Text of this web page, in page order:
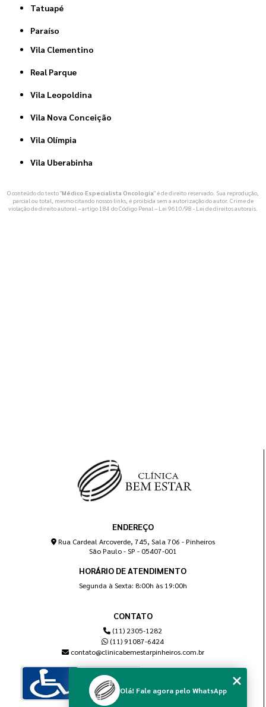
Tatuapé
Paraíso
Vila Clementino
Real Parque
Vila Leopoldina
Vila Nova Conceição
Vila Olímpia
Vila Uberabinha
O conteúdo do texto "Médico Especialista Oncologia" é de direito reservado. Sua reprodução,
parcial ou total, mesmo citando nossos links, é proibida sem a autorização do autor. Crime de
violação de direito autoral – artigo 184 do Código Penal – Lei 9610/98 - Lei de direitos autorais
ENDEREÇO
Rua Cardeal Arcoverde, 745, Sala 706 - Pinheiros
São Paulo - SP - 05407-001
HORÁRIO DE ATENDIMENTO
Segunda à Sexta: 8:00h às 19:00h
CONTATO
(11) 2305-1282
(11) 91087-6424
contato@clinicabemestarpinheiros.com.br
Olá! Fale agora pelo WhatsApp